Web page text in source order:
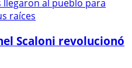
Scaloni revolucionó